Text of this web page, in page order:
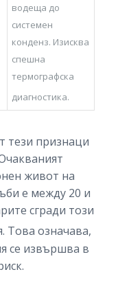
водеща до
системен
конденз. Изисква
спешна
термографска
диагностика.
тези признаци
живот на
е между 20 и
сгради този
Това означава,
се извършва в